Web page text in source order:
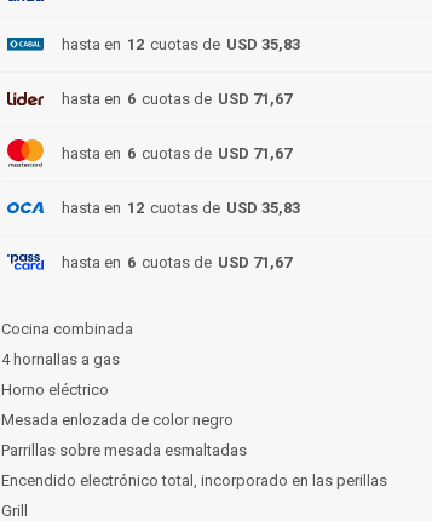
hasta en 12 cuotas de USD 35,83
hasta en 6 cuotas de USD 71,67
hasta en 6 cuotas de USD 71,67
hasta en 12 cuotas de USD 35,83
hasta en 6 cuotas de USD 71,67
Cocina combinada
4 hornallas a gas
Horno eléctrico
Mesada enlozada de color negro
Parrillas sobre mesada esmaltadas
Encendido electrónico total, incorporado en las perillas
Grill